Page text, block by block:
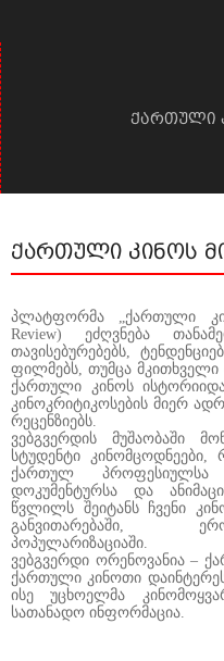
ქართული
ქართული კინოს
პლატფორმა „ქართული
Review) ეძღვნება
თავისებურებებს,
ფილმებს, თუმცა მკითხველი
ქართული კინოს
კინოკრიტიკოსების მიერ
რეცენზიებს.
ვებგვერდის მუშაობაში
სტუდენტი
ქართულ
დოკუმენტურსა და
წვლილს შეიტანს ჩვენი
განვითარებაში,
პოპულარიზაციაში.
ვებგვერდი ორენოვანია –
ქართული კინოთი
ისე უცხოელმა
სათანადო ინფორმაცია.